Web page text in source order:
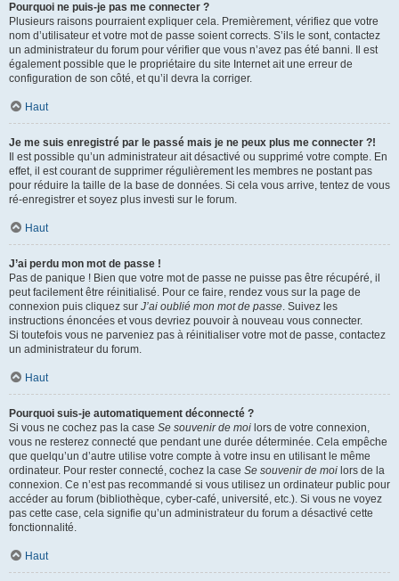
Pourquoi ne puis-je pas me connecter ?
Plusieurs raisons pourraient expliquer cela. Premièrement, vérifiez que votre
nom d’utilisateur et votre mot de passe soient corrects. S’ils le sont, contactez
un administrateur du forum pour vérifier que vous n’avez pas été banni. Il est
également possible que le propriétaire du site Internet ait une erreur de
configuration de son côté, et qu’il devra la corriger.
Haut
Je me suis enregistré par le passé mais je ne peux plus me connecter ?!
Il est possible qu’un administrateur ait désactivé ou supprimé votre compte. En
effet, il est courant de supprimer régulièrement les membres ne postant pas
pour réduire la taille de la base de données. Si cela vous arrive, tentez de vous
ré-enregistrer et soyez plus investi sur le forum.
Haut
J’ai perdu mon mot de passe !
Pas de panique ! Bien que votre mot de passe ne puisse pas être récupéré, il
peut facilement être réinitialisé. Pour ce faire, rendez vous sur la page de
connexion puis cliquez sur J’ai oublié mon mot de passe. Suivez les
instructions énoncées et vous devriez pouvoir à nouveau vous connecter.
Si toutefois vous ne parveniez pas à réinitialiser votre mot de passe, contactez
un administrateur du forum.
Haut
Pourquoi suis-je automatiquement déconnecté ?
Si vous ne cochez pas la case Se souvenir de moi lors de votre connexion,
vous ne resterez connecté que pendant une durée déterminée. Cela empêche
que quelqu’un d’autre utilise votre compte à votre insu en utilisant le même
ordinateur. Pour rester connecté, cochez la case Se souvenir de moi lors de la
connexion. Ce n’est pas recommandé si vous utilisez un ordinateur public pour
accéder au forum (bibliothèque, cyber-café, université, etc.). Si vous ne voyez
pas cette case, cela signifie qu’un administrateur du forum a désactivé cette
fonctionnalité.
Haut